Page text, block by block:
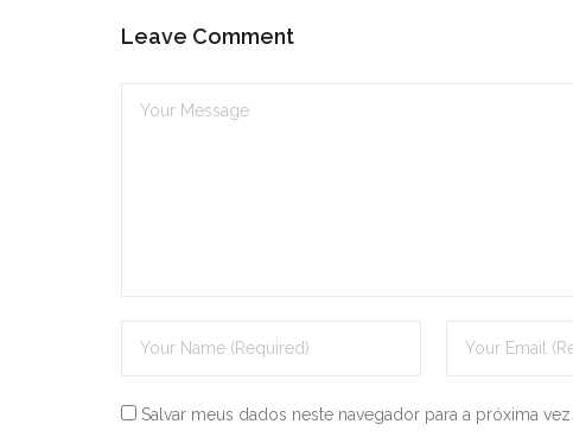
Leave Comment
Salvar meus dados neste navegador para a próxima